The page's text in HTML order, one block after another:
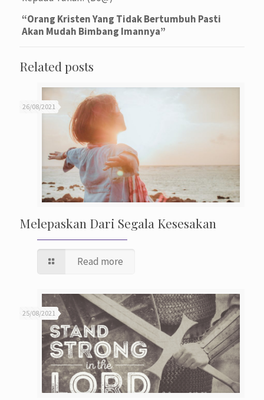
“Orang Kristen Yang Tidak Bertumbuh Pasti
Akan Mudah Bimbang Imannya”
Related posts
26/08/2021
Melepaskan Dari Segala Kesesakan
Read more
25/08/2021